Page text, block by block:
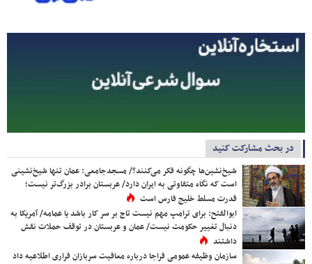
در بحث مشارکت کنید
شیخ‌نشین‌ها چگونه فکر می‌کنند؟/ مسجدجامعی: عمان تنها شیخ‌نشینی
است که نگاه متفاوتی به ایران دارد/ عربستان برادر بزرگ‌تر نیست؛
قدرت مسلط خلیج فارس است
ابوالفتح: برای ترامپ مهم نیست تاج بر سر کار باشد یا عمامه/ آمریکا به
دنبال تغییر حکومت نیست/ عمان و عربستان در توقف حملات نقش
داشتند
سازمان وظیفه عمومی فراجا درباره معافیت سربازان فراری اطلاعیه داد